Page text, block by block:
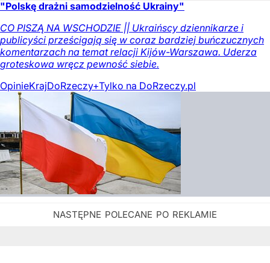
"Polskę drażni samodzielność Ukrainy"
CO PISZĄ NA WSCHODZIE || Ukraińscy dziennikarze i
publicyści prześcigają się w coraz bardziej buńczucznych
komentarzach na temat relacji Kijów-Warszawa. Uderza
groteskowa wręcz pewność siebie.
OpinieKrajDoRzeczy+Tylko na DoRzeczy.pl